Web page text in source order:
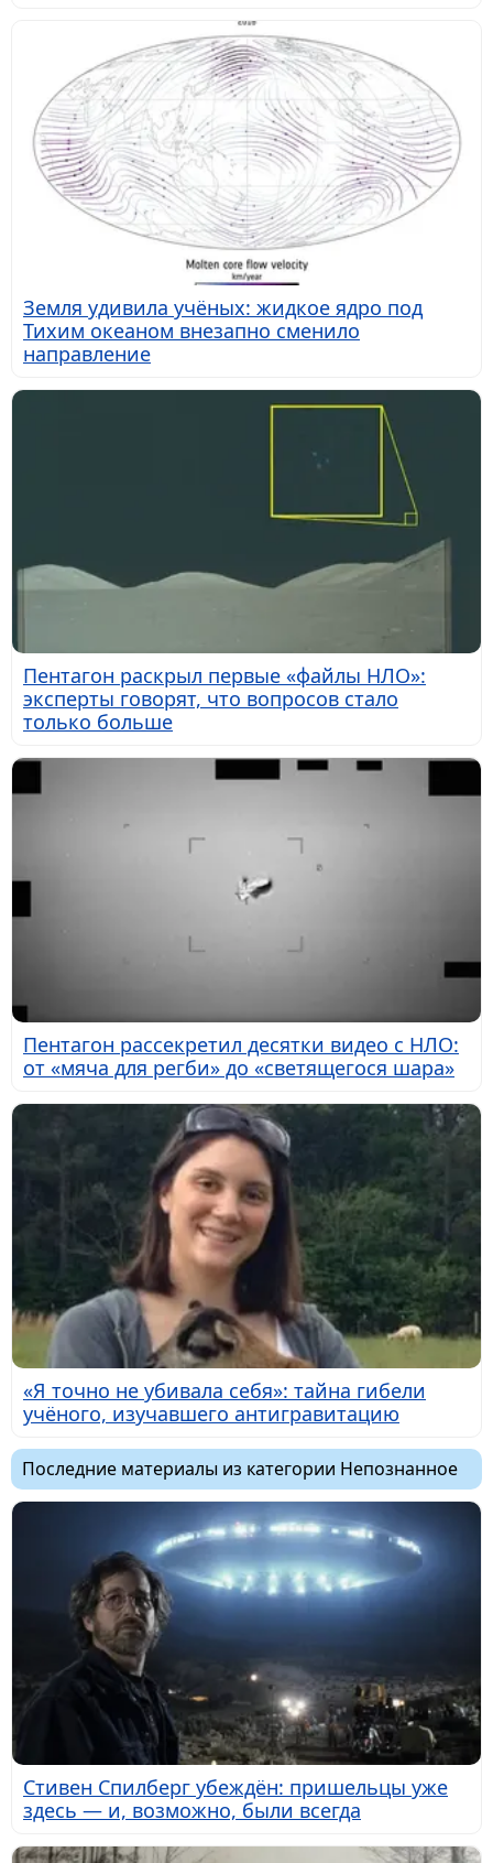
Земля удивила учёных: жидкое ядро под
Тихим океаном внезапно сменило
направление
Пентагон раскрыл первые «файлы НЛО»:
эксперты говорят, что вопросов стало
только больше
Пентагон рассекретил десятки видео с НЛО:
от «мяча для регби» до «светящегося шара»
«Я точно не убивала себя»: тайна гибели
учёного, изучавшего антигравитацию
Последние материалы из категории Непознанное
Стивен Спилберг убеждён: пришельцы уже
здесь — и, возможно, были всегда